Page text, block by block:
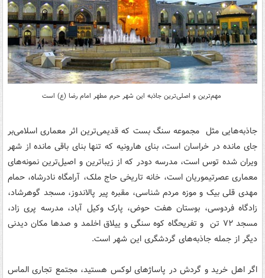
مهم‌ترین و اصلی‌ترین جاذبه این شهر حرم مطهر امام رضا (ع) است‌
جاذبه‌هایی مثل مجموعه سنگ بست که قدیمی‌ترین اثر معماری اسلامی‌بر
جای مانده در خراسان است، بنای هارونیه که تنها بنای باقی مانده از شهر
ویران شده توس‌ است، مدرسه دودر که از زیباترین و اصیل‌ترین نمونه‌های
معماری عصرتیموریان است، خانه تاریخی حاج ملک، آرامگاه نادرشاه، حمام
مهدی قلی بیک و موزه مردم شناسی، مقبره پیر پالاندوز، مسجد گوهرشاد،
زادگاه فردوسی، بوستان هفت حوض، پارک وکیل آباد، مدرسه پری زاد،
مسجد ۷۲ تن و تفریحگاه کوه سنگی و ییلاق اخلمد و صدها مکان دیدنی
دیگر از جمله جاذبه‌های گردشگری این شهر است.
اگر اهل خرید و گردش در پاساژهای لوکس هستید، مجتمع تجاری الماس